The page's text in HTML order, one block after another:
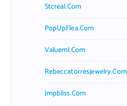
Stcreal.com
PopUpFlea.com
Valueml.com
Rebeccatorresjewelry.com
Jmpbliss.com